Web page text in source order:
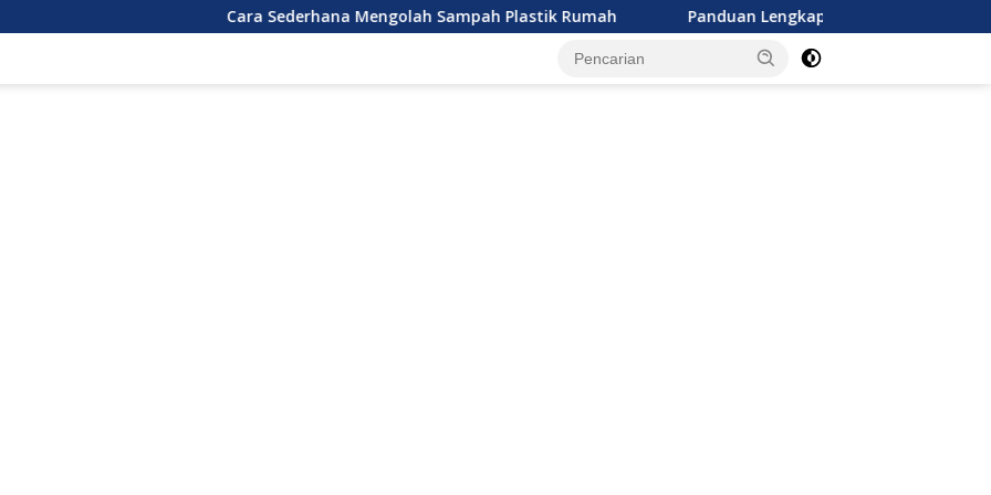
Cara Sederhana Mengolah Sampah Plastik Rumah Panduan Lengkap Memilih Asupan Nutrisi Anak